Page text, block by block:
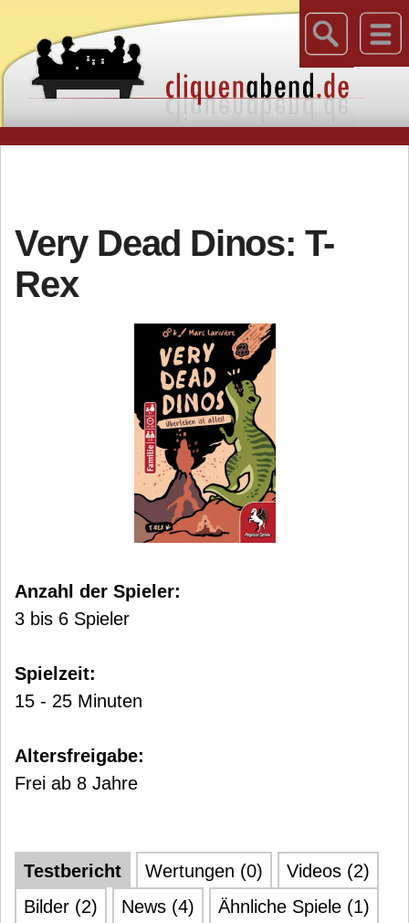
Very Dead Dinos: T-
Rex
Anzahl der Spieler:
3 bis 6 Spieler
Spielzeit:
15 - 25 Minuten
Altersfreigabe:
Frei ab 8 Jahre
Testbericht Wertungen (0)
Videos (2)
Bilder (2)
News (4) Ähnliche Spiele (1)